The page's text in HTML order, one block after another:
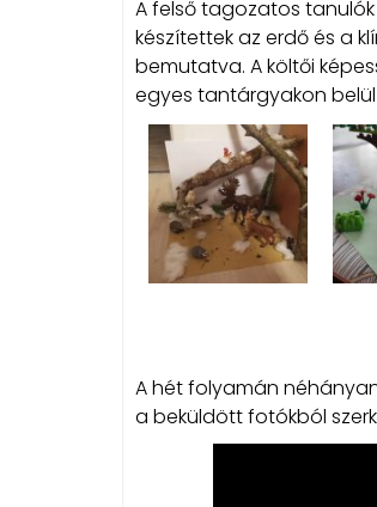
A felső tagozatos
készítettek az erdő és a
bemutatva. A költői
egyes tantárgyakon
A hét folyamán
a beküldött fotókból